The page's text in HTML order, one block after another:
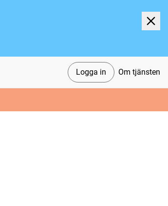
Logga in Om tjänsten